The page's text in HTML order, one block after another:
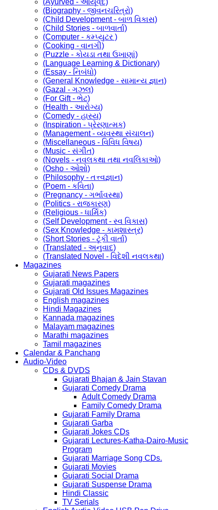
(Biography - જીવનચરિત્રો)
(Child Development - બાળ વિકાસ)
(Child Stories - બાળવાર્તા)
(Computer - કમ્પ્યુટર )
(Cooking - વાનગી)
(Puzzle - કોયડા તથા ઉખાણાં)
(Language Learning & Dictionary)
(Essay - નિબંધો)
(General Knowledge - સામાન્ય જ્ઞાન)
(Gazal - ગઝલ)
(For Gift - ભેટ)
(Health - આરોગ્ય)
(Comedy - હાસ્ય)
(Inspiration - પ્રેરણાત્મક)
(Management - વ્યવસ્થા સંચાલન)
(Miscellaneous - વિવિધ વિષય)
(Music - સંગીત)
(Novels - નવલકથા તથા નવલિકાઓ)
(Osho - ઓશો)
(Philosophy - તત્ત્વજ્ઞાન)
(Poem - કવિતા)
(Pregnancy - ગર્ભાવસ્થા)
(Politics - રાજકારણ)
(Religious - ધાર્મિક)
(Self Development - સ્વ વિકાસ)
(Sex Knowledge - કામશાસ્ત્ર)
(Short Stories - ટૂંકી વાર્તા)
(Translated - અનુવાદ)
(Translated Novel - વિદેશી નવલકથા)
Magazines
Gujarati News Papers
Gujarati magazines
Gujarati Old Issues Magazines
English magazines
Hindi Magazines
Kannada magazines
Malayam magazines
Marathi magazines
Tamil magazines
Calendar & Panchang
Audio-Video
CDs & DVDS
Gujarati Bhajan & Jain Stavan
Gujarati Comedy Drama
Adult Comedy Drama
Family Comedy Drama
Gujarati Family Drama
Gujarati Garba
Gujarati Jokes CDs
Gujarati Lectures-Katha-Dairo-Music
Program
Gujarati Marriage Song CDs.
Gujarati Movies
Gujarati Social Drama
Gujarati Suspense Drama
Hindi Classic
TV Serials